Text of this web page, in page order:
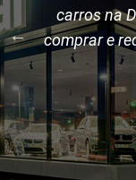
carros na
comprar e